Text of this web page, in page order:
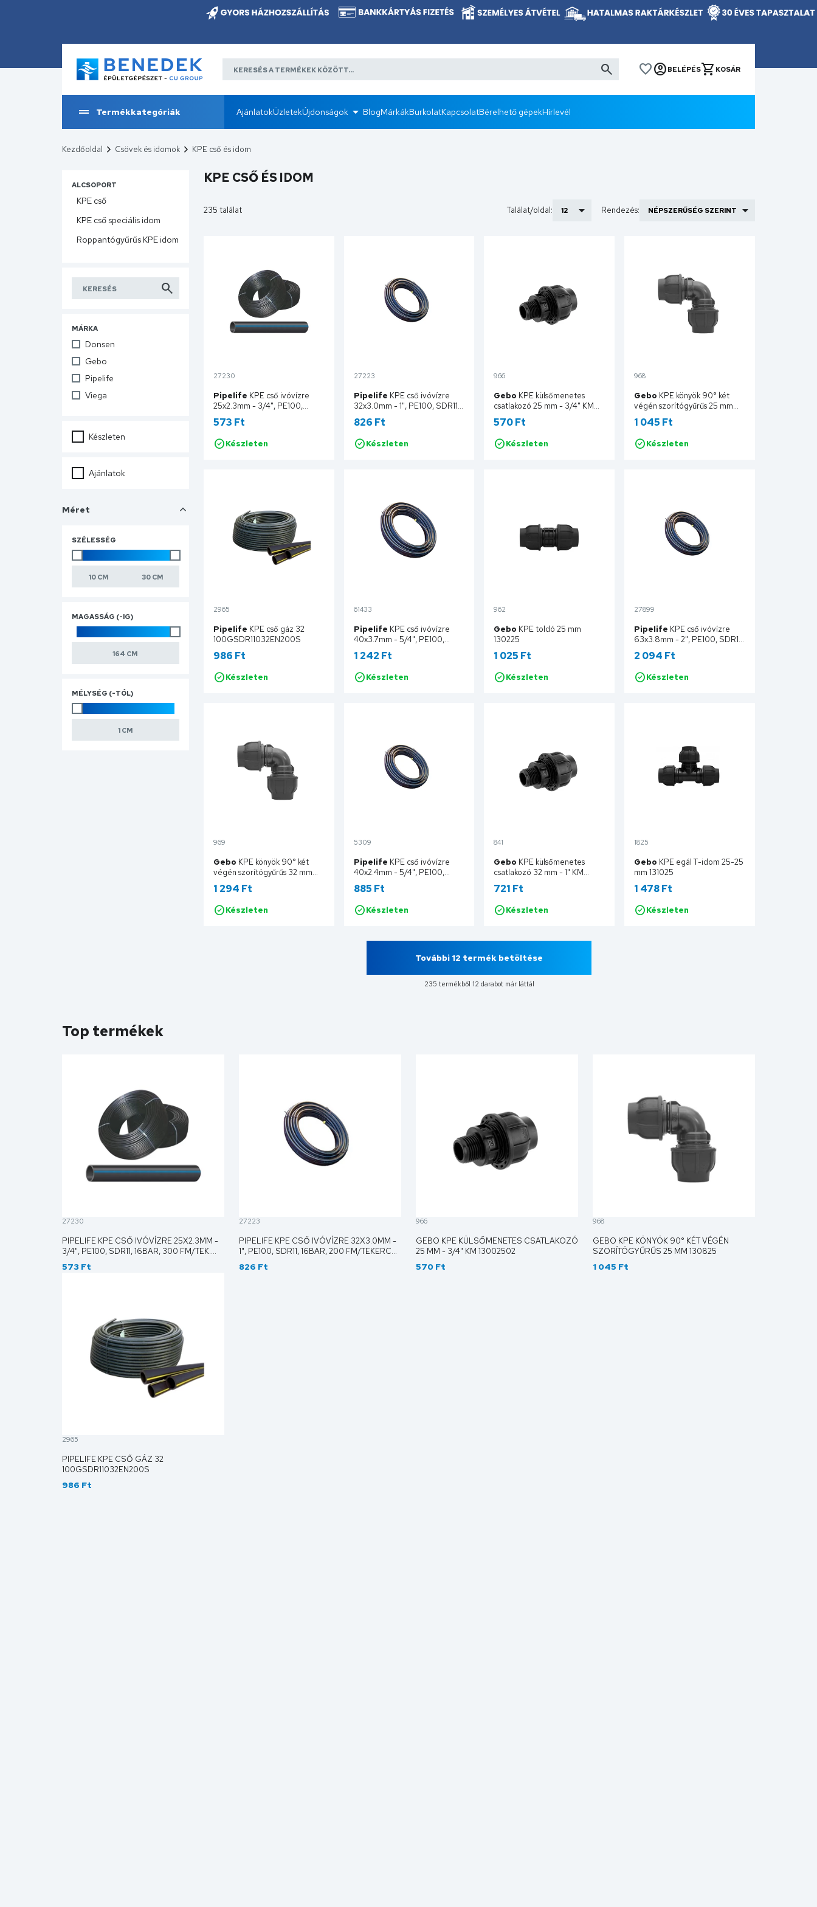
BELÉPÉS KOSÁR
Termékkategóriák AjánlatokÜzletekÚjdonságok BlogMárkákBurkolatKapcsolatBérelhető gépekHírlevél
Kezdőoldal Csövek és idomok KPE cső és idom
KPE CSŐ ÉS IDOM
235 találat Találat/oldal: Rendezés:
27230
Pipelife KPE cső ivóvízre
25x2.3mm - 3/4", PE100,
SDR11, 16bar, 300 fm/tek.
100VSDR11025EN300K
573 Ft
Készleten
Kosárba
27223
Pipelife KPE cső ivóvízre
32x3.0mm - 1", PE100, SDR11,
16bar, 200 fm/tekercs
100VSDR11032EN200K
826 Ft
Készleten
Kosárba
966
Gebo KPE külsőmenetes
csatlakozó 25 mm - 3/4" KM
13002502
570 Ft
Készleten
Kosárba
968
Gebo KPE könyök 90° két
végén szorítógyűrűs 25 mm
130825
1 045 Ft
Készleten
Kosárba
2965
Pipelife KPE cső gáz 32
100GSDR11032EN200S
986 Ft
Készleten
Kosárba
61433
Pipelife KPE cső ivóvízre
40x3.7mm - 5/4", PE100,
SDR11, 16bar, Pipelife, 200
fm/tek.
100VSDR11040EN200K
1 242 Ft
Készleten
Kosárba
962
Gebo KPE toldó 25 mm
130225
1 025 Ft
Készleten
Kosárba
27899
Pipelife KPE cső ivóvízre
63x3.8mm - 2", PE100, SDR17,
10bar, 100 fm/tekercs
100VSDR17063EN100K
2 094 Ft
Készleten
Kosárba
969
Gebo KPE könyök 90° két
végén szorítógyűrűs 32 mm
130832
1 294 Ft
Készleten
Kosárba
5309
Pipelife KPE cső ivóvízre
40x2.4mm - 5/4", PE100,
SDR17, 10bar, 200 fm/tekercs
100VSDR17040EN200K
885 Ft
Készleten
Kosárba
841
Gebo KPE külsőmenetes
csatlakozó 32 mm - 1" KM
13003203
721 Ft
Készleten
Kosárba
1825
Gebo KPE egál T-idom 25-25
mm 131025
1 478 Ft
Készleten
Kosárba
További 12 termék betöltése
235 termékből 12 darabot már láttál
ALCSOPORT
KPE cső
KPE cső speciális idom
Roppantógyűrűs KPE idom
MÁRKA
Donsen
Gebo
Pipelife
Viega
Készleten
Ajánlatok
Méret
SZÉLESSÉG
MAGASSÁG (-IG)
MÉLYSÉG (-TÓL)
Top termékek
27230
PIPELIFE KPE CSŐ IVÓVÍZRE 25X2.3MM -
3/4", PE100, SDR11, 16BAR, 300 FM/TEK.
100VSDR11025EN300K
573 Ft
27223
PIPELIFE KPE CSŐ IVÓVÍZRE 32X3.0MM -
1", PE100, SDR11, 16BAR, 200 FM/TEKERCS
100VSDR11032EN200K
826 Ft
966
GEBO KPE KÜLSŐMENETES CSATLAKOZÓ
25 MM - 3/4" KM 13002502
570 Ft
968
GEBO KPE KÖNYÖK 90° KÉT VÉGÉN
SZORÍTÓGYŰRŰS 25 MM 130825
1 045 Ft
2965
PIPELIFE KPE CSŐ GÁZ 32
100GSDR11032EN200S
986 Ft